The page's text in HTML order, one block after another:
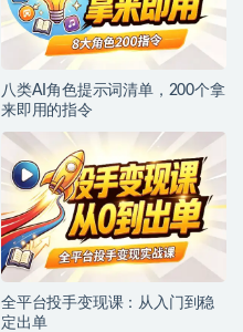
八类AI角色提示词清单，200个拿
来即用的指令
全平台投手变现课：从入门到稳
定出单